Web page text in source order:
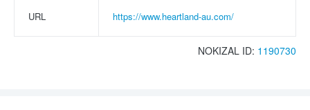
URL https://www.heartland-au.com/
NOKIZAL ID: 1190730